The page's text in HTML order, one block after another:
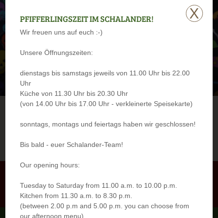
reservieren anschauen
Film ansehen
reservieren anschauen
Film ansehen
X
PFIFFERLINGSZEIT IM SCHALANDER!
Wir freuen uns auf euch :-)
Unsere Öffnungszeiten:
dienstags bis samstags jeweils von 11.00 Uhr bis 22.00
Uhr
Küche von 11.30 Uhr bis 20.30 Uhr
(von 14.00 Uhr bis 17.00 Uhr - verkleinerte Speisekarte)
sonntags, montags und feiertags haben wir geschlossen!
Bis bald - euer Schalander-Team!
Our opening hours:
Tuesday to Saturday from 11.00 a.m. to 10.00 p.m.
Kitchen from 11.30 a.m. to 8.30 p.m.
(between 2.00 p.m and 5.00 p.m. you can choose from
our afternoon menu)